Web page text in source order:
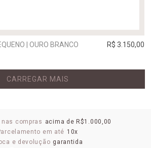
| OURO BRANCO R$ 3.150,00
CARREGAR MAIS
compras acima de R$1.000,00
em até 10x
e devolução garantida